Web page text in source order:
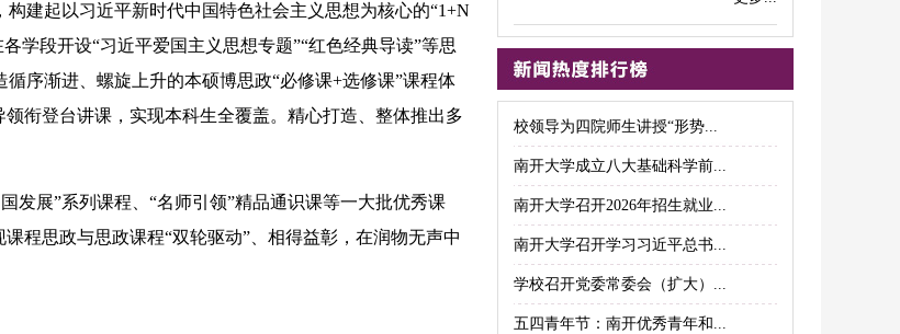
起以习近平新时代中国特色社会主义思想为核心的“1+N
学段开设“习近平爱国主义思想专题”“红色经典导读”等思
序渐进、螺旋上升的本硕博思政“必修课+选修课”课程体
衔登台讲课，实现本科生全覆盖。精心打造、整体推出多
展”系列课程、“名师引领”精品通识课等一大批优秀课
程思政与思政课程“双轮驱动”、相得益彰，在润物无声中
校领导为四院师生讲授“形势...
南开大学成立八大基础科学前...
南开大学召开2026年招生就业...
南开大学召开学习习近平总书...
学校召开党委常委会（扩大）...
五四青年节：南开优秀青年和...